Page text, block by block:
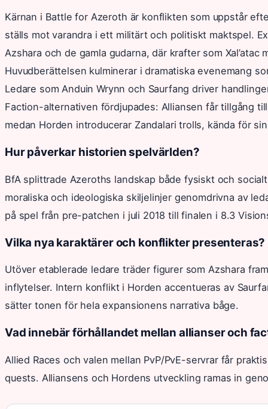
Kärnan i Battle for Azeroth är konflikten som uppstår
ställs mot varandra i ett militärt och politiskt maktspel.
Azshara och de gamla gudarna, där krafter som Xal’atac
Huvudberättelsen kulminerar i dramatiska evenemang
Ledare som Anduin Wrynn och Saurfang driver
Faction-alternativen fördjupades: Alliansen får tillgång
medan Horden introducerar Zandalari trolls, kända för
Hur påverkar historien spelvärlden?
BfA splittrade Azeroths landskap både fysiskt och
moraliska och ideologiska skiljelinjer genomdrivna av
på spel från pre-patchen i juli 2018 till finalen i 8.3
Vilka nya karaktärer och konflikter presenteras?
Utöver etablerade ledare träder figurer som Azshara
inflytelser. Intern konflikt i Horden accentueras av
sätter tonen för hela expansionens narrativa båge.
Vad innebär förhållandet mellan allianser och
Allied Races och valen mellan PvP/PvE-servrar får
quests. Alliansens och Hordens utveckling ramas in